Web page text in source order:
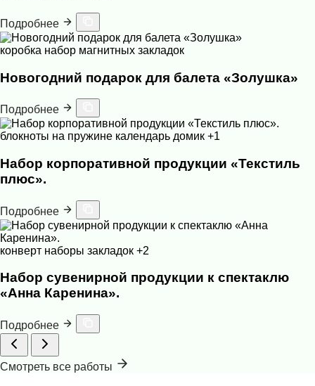
Подробнее
коробка набор магнитных закладок
Новогодний подарок для балета «Золушка»
Подробнее
блокноты на пружине календарь домик +1
Набор корпоративной продукции «Текстиль
плюс».
Подробнее
конверт наборы закладок +2
Набор сувенирной продукции к спектаклю
«Анна Каренина».
Подробнее
Смотреть все работы